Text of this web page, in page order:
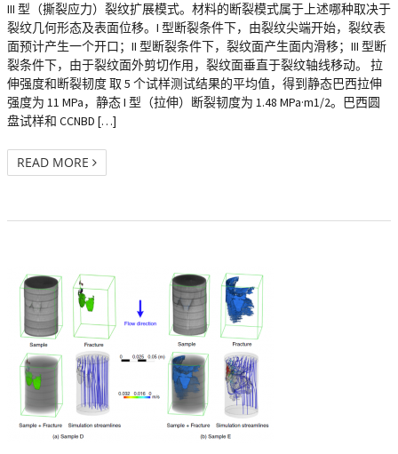
III 型（撕裂应力）裂纹扩展模式。材料的断裂模式属于上述哪种取决于
裂纹几何形态及表面位移。I 型断裂条件下，由裂纹尖端开始，裂纹表
面预计产生一个开口；II 型断裂条件下，裂纹面产生面内滑移；III 型断
裂条件下，由于裂纹面外剪切作用，裂纹面垂直于裂纹轴线移动。 拉
伸强度和断裂韧度 取 5 个试样测试结果的平均值，得到静态巴西拉伸
强度为 11 MPa，静态 I 型（拉伸）断裂韧度为 1.48 MPa·m1/2。巴西圆
盘试样和 CCNBD […]
READ MORE